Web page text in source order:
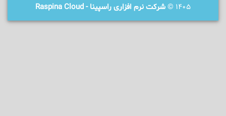
1405 ©
شرکت نرم افزاری راسپینا - Raspina Cloud